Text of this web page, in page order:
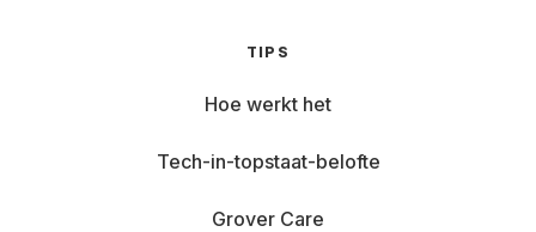
TIPS
Hoe werkt het
Tech-in-topstaat-belofte
Grover Care